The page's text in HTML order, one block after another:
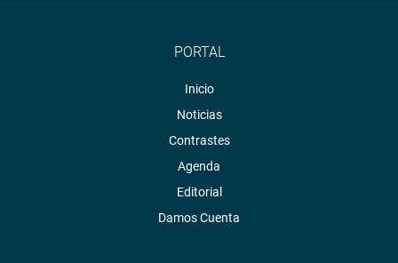
PORTAL
Inicio
Noticias
Contrastes
Agenda
Editorial
Damos Cuenta